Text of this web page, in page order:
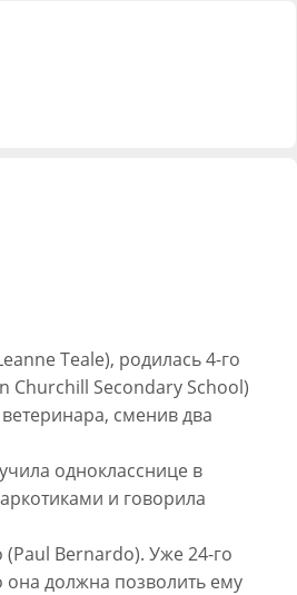
Teale), родилась 4-го
Churchill Secondary School)
сменив два
однокласснице в
и говорила
Bernardo). Уже 24-го
должна позволить ему